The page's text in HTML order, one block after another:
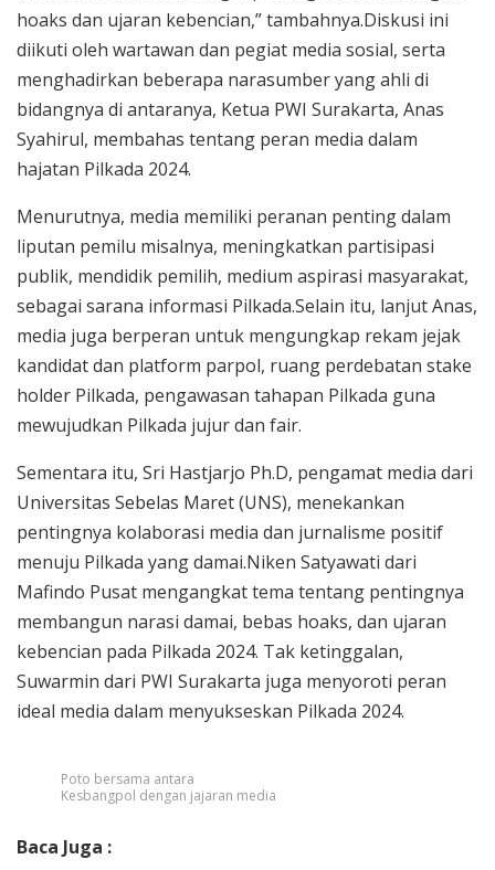
hoaks dan ujaran kebencian,” tambahnya.Diskusi ini
diikuti oleh wartawan dan pegiat media sosial, serta
menghadirkan beberapa narasumber yang ahli di
bidangnya di antaranya, Ketua PWI Surakarta, Anas
Syahirul, membahas tentang peran media dalam
hajatan Pilkada 2024.
Menurutnya, media memiliki peranan penting dalam
liputan pemilu misalnya, meningkatkan partisipasi
publik, mendidik pemilih, medium aspirasi masyarakat,
sebagai sarana informasi Pilkada.Selain itu, lanjut Anas,
media juga berperan untuk mengungkap rekam jejak
kandidat dan platform parpol, ruang perdebatan stake
holder Pilkada, pengawasan tahapan Pilkada guna
mewujudkan Pilkada jujur dan fair.
Sementara itu, Sri Hastjarjo Ph.D, pengamat media dari
Universitas Sebelas Maret (UNS), menekankan
pentingnya kolaborasi media dan jurnalisme positif
menuju Pilkada yang damai.Niken Satyawati dari
Mafindo Pusat mengangkat tema tentang pentingnya
membangun narasi damai, bebas hoaks, dan ujaran
kebencian pada Pilkada 2024. Tak ketinggalan,
Suwarmin dari PWI Surakarta juga menyoroti peran
ideal media dalam menyukseskan Pilkada 2024.
Poto bersama antara
Kesbangpol dengan jajaran media
Baca Juga :